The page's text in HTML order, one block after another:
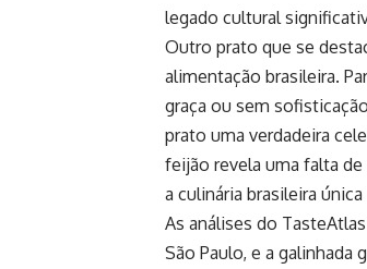
legado cultural
Outro prato que se
alimentação brasileira.
graça ou sem
prato uma verdadeira
feijão revela uma falta
a culinária brasileira
As análises do
São Paulo, e a galinhada